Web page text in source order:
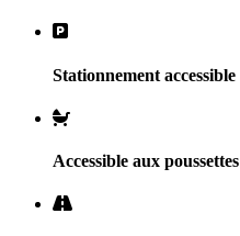
Stationnement accessible
Accessible aux poussettes